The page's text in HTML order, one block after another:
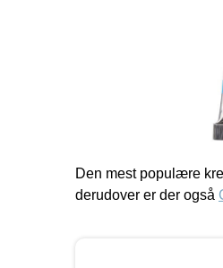
Den mest populære
derudover er der også